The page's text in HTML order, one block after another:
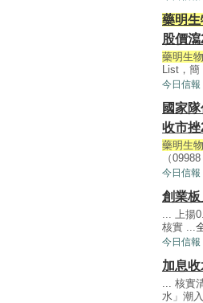
藥明生
股價
藥明生物
List，簡
今日信報
國家
收市
藥明生物
（
今日信報
創業
... 上揚
核實 ...
今日信報
加息
... 核實
水」潮